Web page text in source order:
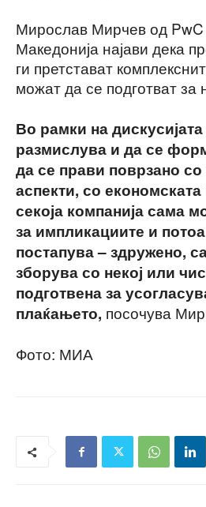
Мирослав Мирчев од
Македонија најави дека
ги претстават
можат да се подготват за
Во рамки на
размислува и да се
да се прави поврзано
аспекти, со
секоја компанија сама
за импликациите и
постапува – здружено,
зборува со некој или
подготвена за
плаќањето, посочува
Фото: МИА